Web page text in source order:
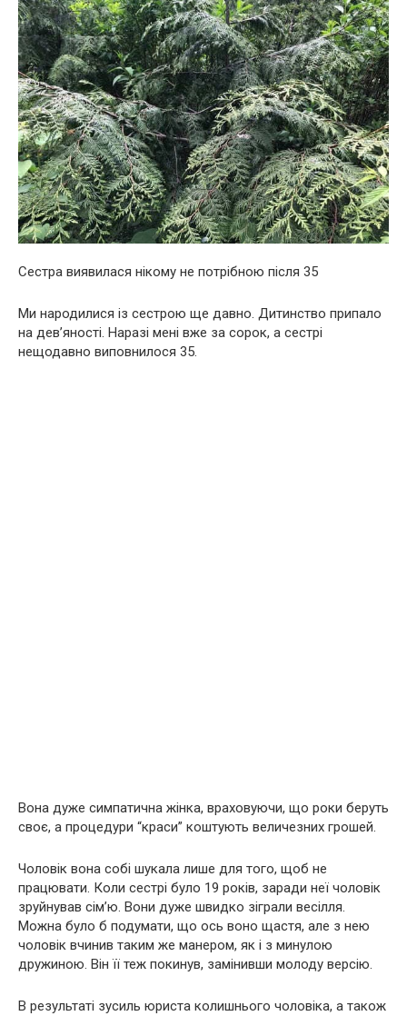
Сестра виявилася нікому не потрібною після 35
Ми народилися із сестрою ще давно. Дитинство припало
на дев’яності. Наразі мені вже за сорок, а сестрі
нещодавно виповнилося 35.
Вона дуже симпатична жінка, враховуючи, що роки беруть
своє, а процедури “краси” коштують величезних грошей.
Чоловік вона собі шукала лише для того, щоб не
працювати. Коли сестрі було 19 років, заради неї чоловік
зруйнував сім’ю. Вони дуже швидко зіграли весілля.
Можна було б подумати, що ось воно щастя, але з нею
чоловік вчинив таким же манером, як і з минулою
дружиною. Він її теж покинув, замінивши молоду версію.
В результаті зусиль юриста колишнього чоловіка, а також